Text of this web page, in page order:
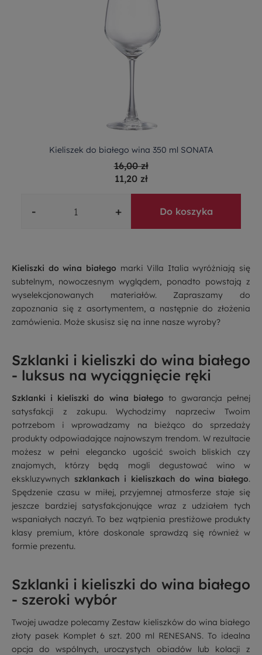
Kieliszek do białego wina 350 ml SONATA
16,00 zł
11,20 zł
- + Do koszyka
Kieliszki do wina białego marki Villa Italia wyróżniają się
subtelnym, nowoczesnym wyglądem, ponadto powstają z
wyselekcjonowanych materiałów. Zapraszamy do
zapoznania się z asortymentem, a następnie do złożenia
zamówienia. Może skusisz się na inne nasze wyroby?
Szklanki i kieliszki do wina białego
- luksus na wyciągnięcie ręki
Szklanki i kieliszki do wina białego to gwarancja pełnej
satysfakcji z zakupu. Wychodzimy naprzeciw Twoim
potrzebom i wprowadzamy na bieżąco do sprzedaży
produkty odpowiadające najnowszym trendom. W rezultacie
możesz w pełni elegancko ugościć swoich bliskich czy
znajomych, którzy będą mogli degustować wino w
ekskluzywnych szklankach i kieliszkach do wina białego.
Spędzenie czasu w miłej, przyjemnej atmosferze staje się
jeszcze bardziej satysfakcjonujące wraz z udziałem tych
wspaniałych naczyń. To bez wątpienia prestiżowe produkty
klasy premium, które doskonale sprawdzą się również w
formie prezentu.
Szklanki i kieliszki do wina białego
- szeroki wybór
Twojej uwadze polecamy Zestaw kieliszków do wina białego
złoty pasek Komplet 6 szt. 200 ml RENESANS. To idealna
opcja do wspólnych, uroczystych obiadów lub kolacji z